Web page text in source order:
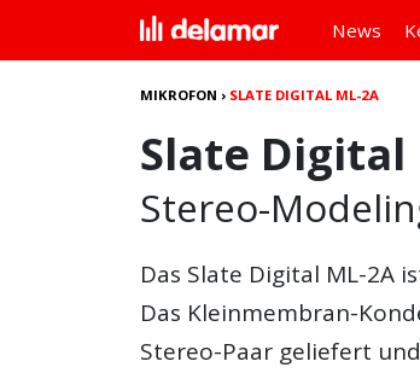
News
MIKROFON › SLATE DIGITAL ML-2A
Slate Digital
Stereo-
Das Slate Digital ML-2A
Das Kleinmembran-
Stereo-Paar geliefert